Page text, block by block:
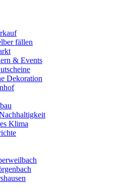
fällen
& Events
Dekoration
Klima